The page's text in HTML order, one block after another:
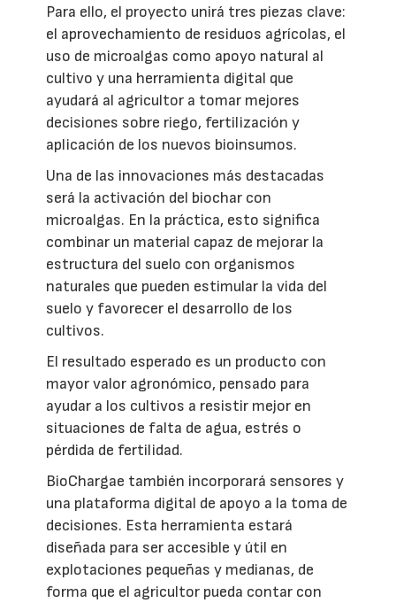
Para ello, el proyecto unirá tres piezas clave:
el aprovechamiento de residuos agrícolas, el
uso de microalgas como apoyo natural al
cultivo y una herramienta digital que
ayudará al agricultor a tomar mejores
decisiones sobre riego, fertilización y
aplicación de los nuevos bioinsumos.
Una de las innovaciones más destacadas
será la activación del biochar con
microalgas. En la práctica, esto significa
combinar un material capaz de mejorar la
estructura del suelo con organismos
naturales que pueden estimular la vida del
suelo y favorecer el desarrollo de los
cultivos.
El resultado esperado es un producto con
mayor valor agronómico, pensado para
ayudar a los cultivos a resistir mejor en
situaciones de falta de agua, estrés o
pérdida de fertilidad.
BioChargae también incorporará sensores y
una plataforma digital de apoyo a la toma de
decisiones. Esta herramienta estará
diseñada para ser accesible y útil en
explotaciones pequeñas y medianas, de
forma que el agricultor pueda contar con